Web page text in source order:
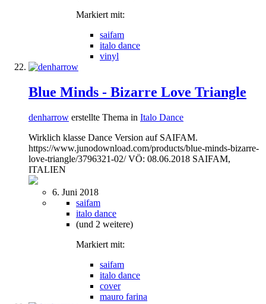
Markiert mit:
saifam
italo dance
vinyl
Blue Minds - Bizarre Love Triangle
denharrow erstellte Thema in Italo Dance
Wirklich klasse Dance Version auf SAIFAM.
https://www.junodownload.com/products/blue-minds-bizarre-
love-triangle/3796321-02/ VÖ: 08.06.2018 SAIFAM,
ITALIEN
6. Juni 2018
saifam
italo dance
(und 2 weitere)
Markiert mit:
saifam
italo dance
cover
mauro farina